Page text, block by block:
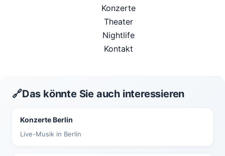
Konzerte
Theater
Nightlife
Kontakt
🔗Das könnte Sie auch interessieren
Konzerte Berlin
Live-Musik in Berlin